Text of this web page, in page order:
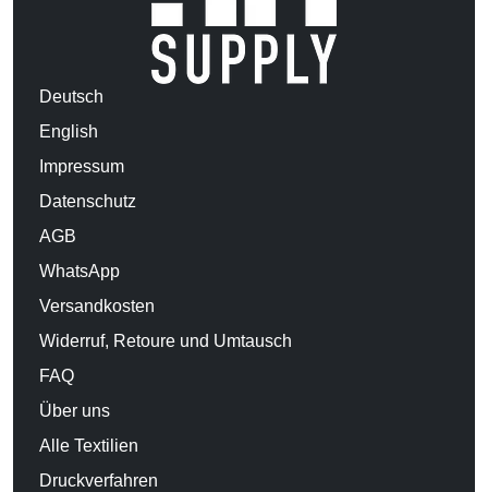
Deutsch
English
Impressum
Datenschutz
AGB
WhatsApp
Versandkosten
Widerruf, Retoure und Umtausch
FAQ
Über uns
Alle Textilien
Druckverfahren